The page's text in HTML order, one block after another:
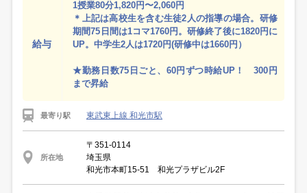
給与
1授業80分1,820円〜2,060円
＊上記は高校生を含む生徒2人の指導の場合。研修
期間75日間は1コマ1760円。研修終了後に1820円に
UP。中学生2人は1720円(研修中は1660円）
★勤務日数75日ごと、60円ずつ時給UP！ 300円
まで昇給
最寄り駅 東武東上線 和光市駅
所在地
〒351-0114
埼玉県
和光市本町15-51 和光プラザビル2F